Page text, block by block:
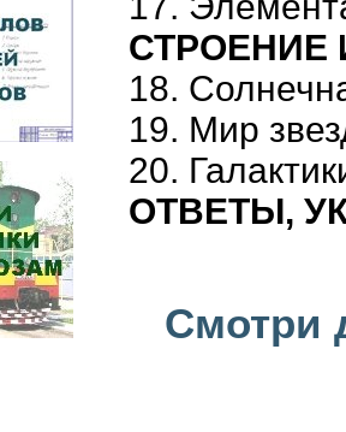
18.
19. Мир
20.
ОТВЕТЫ,
Смотри